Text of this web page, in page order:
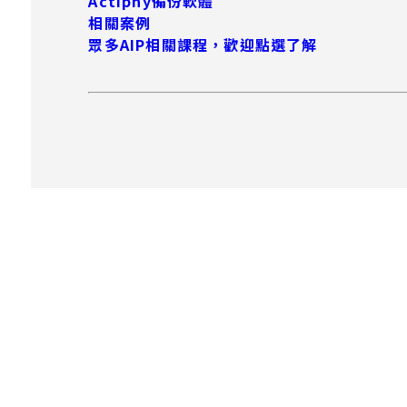
相關案例
眾多AIP相關課程，歡迎點選了解